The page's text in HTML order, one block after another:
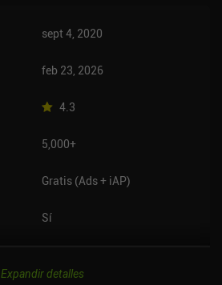
sept 4, 2020
feb 23, 2026
4.3
5,000+
Gratis (Ads + iAP)
Sí
Expandir detalles